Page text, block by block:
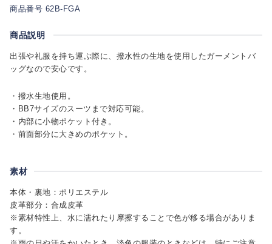
商品番号 62B-FGA
商品説明
出張や礼服を持ち運ぶ際に、撥水性の生地を使用したガーメントバ
ッグなので安心です。
・撥水生地使用。
・BB7サイズのスーツまで対応可能。
・内部に小物ポケット付き。
・前面部分に大きめのポケット。
素材
本体・裏地：ポリエステル
皮革部分：合成皮革
※素材特性上、水に濡れたり摩擦することで色が移る場合がありま
す。